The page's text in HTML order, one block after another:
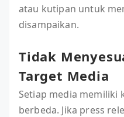
atau kutipan untuk
disampaikan.
Tidak
Target Media
Setiap media memiliki
berbeda. Jika press